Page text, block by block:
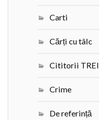
Carti
Cărți cu tâlc
Cititorii TREI
Crime
De referință